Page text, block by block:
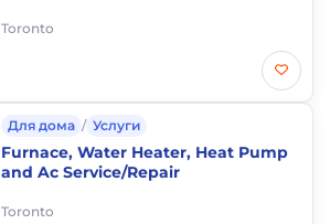
Toronto
Для дома / Услуги
Furnace, Water Heater, Heat Pump
and Ac Service/Repair
Toronto